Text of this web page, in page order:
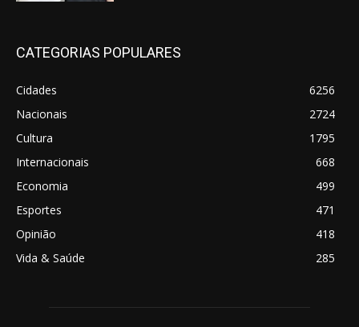
CATEGORIAS POPULARES
Cidades
6256
Nacionais
2724
Cultura
1795
Internacionais
668
Economia
499
Esportes
471
Opinião
418
Vida & Saúde
285